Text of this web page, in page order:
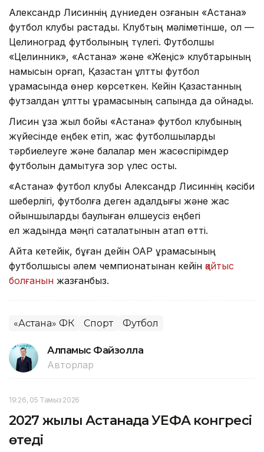
Александр Лисиннің дүниеден озғанын «Астана»
футбол клубы растады. Клубтың мәліметінше, ол —
Целиноград футболының түлегі. Футболшы
«Целинник», «Астана» және «Жеңіс» клубтарының
намысын қорғап, Қазақстан ұлттық футбол
құрамасында өнер көрсеткен. Кейін Қазақстанның
футзалдан ұлттық құрамасының сапында да ойнады.
Лисин ұзақ жыл бойы «Астана» футбол клубының
жүйесінде еңбек етіп, жас футболшыларды
тәрбиелеуге және балалар мен жасөспірімдер
футболын дамытуға зор үлес қосты.
«Астана» футбол клубы Александр Лисиннің кәсіби
шеберлігі, футболға деген адалдығы және жас
ойыншыларды баулыған өлшеусіз еңбегі
ел жадында мәңгі сақталатынын атап өтті.
Айта кетейік, бұған дейін ОАР құрамасының
футболшысы әлем чемпионатынан кейін қайтыс
болғанын жазғанбыз.
«Астана» ФК Спорт Футбол
Алпамыс Файзолла
Авторлар
19:26, 05 Тамыз 2026
2027 жылы Астанада УЕФА конгресі
өтеді